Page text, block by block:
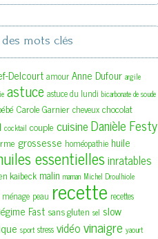
des mots clés
Delcourt amour Anne Dufour argile
astuce astuce du lundi bicarbonate de soude
Carole Garnier cheveux chocolat
cocktail couple cuisineDanièle Festy
grossesse homéopathie huile
essentiellesinratables
kaibeck malin maman Michel Droulhiole
ménage peau recette recettes
Fast sans gluten sel slow
sport stress vidéovinaigre yaourt